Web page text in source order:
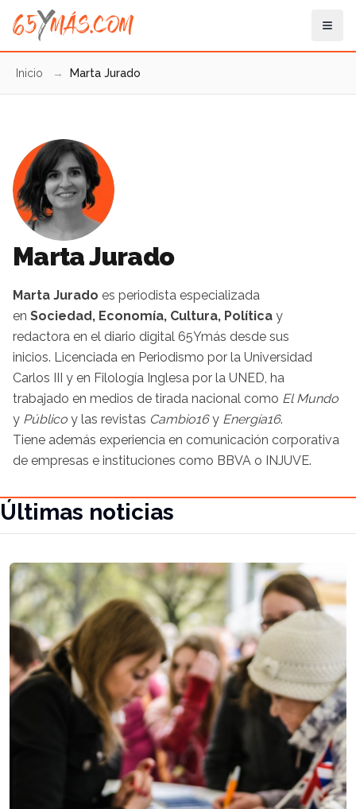
Inicio → Marta Jurado
Marta Jurado
Marta Jurado es periodista especializada
en Sociedad, Economía, Cultura, Política y
redactora en el diario digital 65Ymás desde sus
inicios. Licenciada en Periodismo por la Universidad
Carlos III y en Filología Inglesa por la UNED, ha
trabajado en medios de tirada nacional como El Mundo
y Público y las revistas Cambio16y Energía16.
Tiene además experiencia en comunicación corporativa
de empresas e instituciones como BBVA o INJUVE.
Últimas noticias